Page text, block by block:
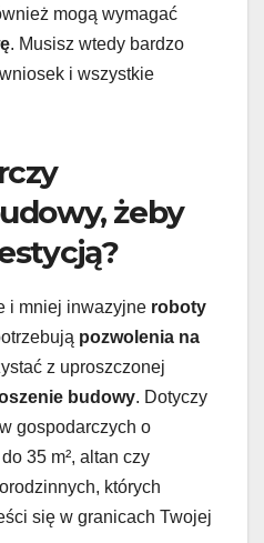
mogą wymagać
. Musisz wtedy bardzo
i wszystkie
żeby
i mniej inwazyjne roboty
pozwolenia na
z uproszczonej
budowy. Dotyczy
gospodarczych o
35 m², altan czy
których
się w granicach Twojej